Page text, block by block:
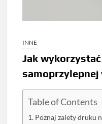
INNE
Jak
samoprzylepnej
Table of Contents
Poznaj zalety druku